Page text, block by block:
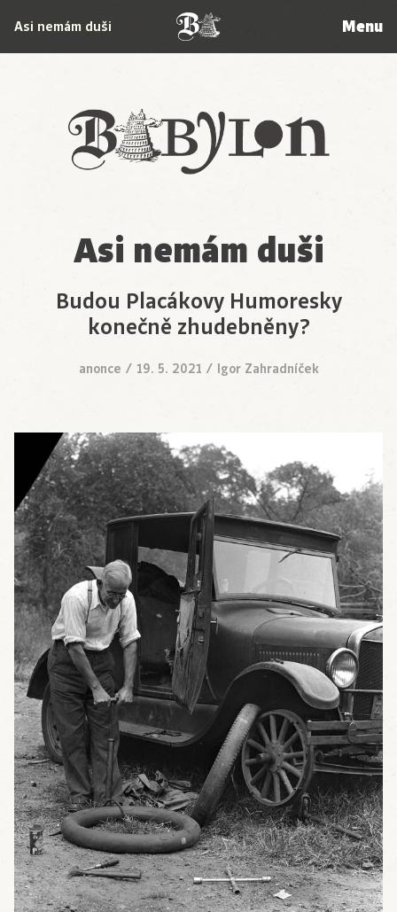
Babylon
Asi nemám duši Menu
Asi nemám duši
Budou Placákovy Humoresky
konečně zhudebněny?
anonce / 19. 5. 2021 / Igor Zahradníček